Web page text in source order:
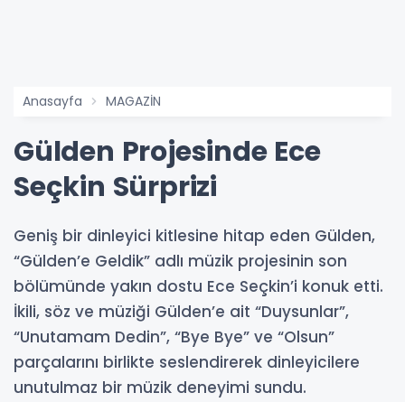
Anasayfa MAGAZİN
Gülden Projesinde Ece
Seçkin Sürprizi
Geniş bir dinleyici kitlesine hitap eden Gülden,
“Gülden’e Geldik” adlı müzik projesinin son
bölümünde yakın dostu Ece Seçkin’i konuk etti.
İkili, söz ve müziği Gülden’e ait “Duysunlar”,
“Unutamam Dedin”, “Bye Bye” ve “Olsun”
parçalarını birlikte seslendirerek dinleyicilere
unutulmaz bir müzik deneyimi sundu.